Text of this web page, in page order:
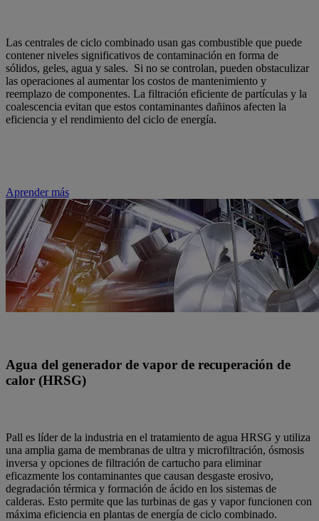
Las centrales de ciclo combinado usan gas combustible que puede
contener niveles significativos de contaminación en forma de
sólidos, geles, agua y sales. Si no se controlan, pueden obstaculizar
las operaciones al aumentar los costos de mantenimiento y
reemplazo de componentes. La filtración eficiente de partículas y la
coalescencia evitan que estos contaminantes dañinos afecten la
eficiencia y el rendimiento del ciclo de energía.
Aprender más
Agua del generador de vapor de recuperación de
calor (HRSG)
Pall es líder de la industria en el tratamiento de agua HRSG y utiliza
una amplia gama de membranas de ultra y microfiltración, ósmosis
inversa y opciones de filtración de cartucho para eliminar
eficazmente los contaminantes que causan desgaste erosivo,
degradación térmica y formación de ácido en los sistemas de
calderas. Esto permite que las turbinas de gas y vapor funcionen con
máxima eficiencia en plantas de energía de ciclo combinado.